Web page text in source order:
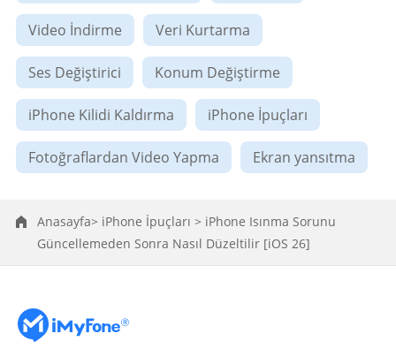
Video İndirme Veri Kurtarma
Ses Değiştirici Konum Değiştirme​
iPhone Kilidi Kaldırma iPhone İpuçları
Fotoğraflardan Video Yapma Ekran yansıtma
Anasayfa> iPhone İpuçları > iPhone Isınma Sorunu
Güncellemeden Sonra Nasıl Düzeltilir [iOS 26]